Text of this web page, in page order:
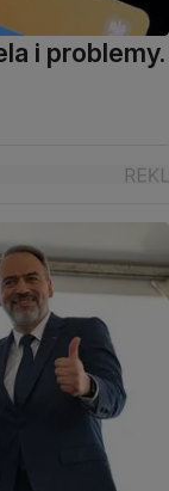
i problemy.